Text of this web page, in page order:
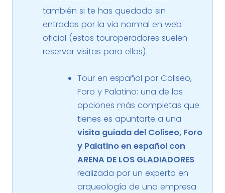
también si te has quedado sin
entradas por la via normal en web
oficial (estos touroperadores suelen
reservar visitas para ellos).
Tour en español por Coliseo,
Foro y Palatino: una de las
opciones más completas que
tienes es apuntarte a una
visita guiada del Coliseo, Foro
y Palatino en español con
ARENA DE LOS GLADIADORES
realizada por un experto en
arqueología de una empresa